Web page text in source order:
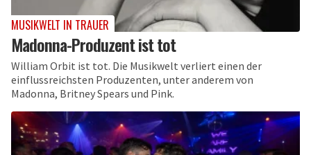
MUSIKWELT IN TRAUER
Madonna-Produzent ist tot
William Orbit ist tot. Die Musikwelt verliert einen der
einflussreichsten Produzenten, unter anderem von
Madonna, Britney Spears und Pink.